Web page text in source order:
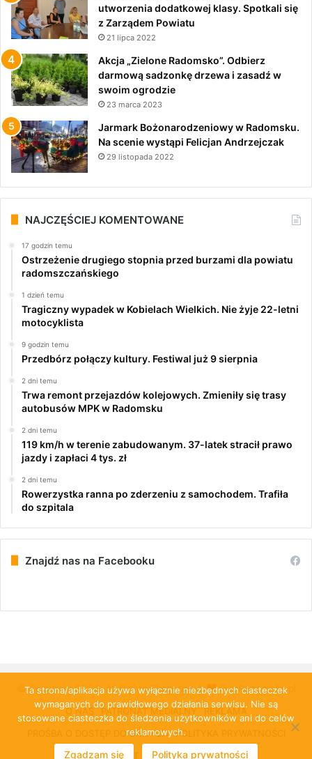
utworzenia dodatkowej klasy. Spotkali się
z Zarządem Powiatu
21 lipca 2022
Akcja „Zielone Radomsko”. Odbierz
darmową sadzonkę drzewa i zasadź w
swoim ogrodzie
23 marca 2023
Jarmark Bożonarodzeniowy w Radomsku.
Na scenie wystąpi Felicjan Andrzejczak
29 listopada 2022
NAJCZĘŚCIEJ KOMENTOWANE
17 godzin temu
Ostrzeżenie drugiego stopnia przed burzami dla powiatu
radomszczańskiego
1 dzień temu
Tragiczny wypadek w Kobielach Wielkich. Nie żyje 22-letni
motocyklista
9 godzin temu
Przedbórz połączy kultury. Festiwal już 9 sierpnia
2 dni temu
Trwa remont przejazdów kolejowych. Zmieniły się trasy
autobusów MPK w Radomsku
2 dni temu
119 km/h w terenie zabudowanym. 37-latek stracił prawo
jazdy i zapłaci 4 tys. zł
2 dni temu
Rowerzystka ranna po zderzeniu z samochodem. Trafiła
do szpitala
Znajdź nas na Facebooku
© Copyright 2026, All Rights Reserved | PulsRadomska.pl
O NAS PATRONAT MEDIALNY
REKLAMA
PROŚBA O DOSTĘP DO DANYCH
POLITYKA PRYWATNOŚCI
KONTAKT
CLOUD-KOMBIT
Ta strona/aplikacja używa wyłącznie niezbędnych ciasteczek
wymaganych do prawidłowego działania serwisu. Nie są
stosowane ciasteczka do śledzenia użytkowników ani do celów
reklamowych.
Zgadzam się Polityka prywatności